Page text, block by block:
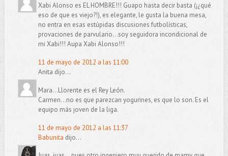
Xabi Alonso es EL HOMBRE!!! Guapo hasta decir basta (¡¿qué
eso de que es viejo?!), es elegante, le gusta la buena mesa,
no entra en esas estúpidas discusiones futbolísticas,
provaciones de parvulario...soy seguidora incondicional de
mi Xabi!!! Aupa Xabi Alonso!!!
11 de mayo de 2012 a las 11:00
Anita dijo...
Mara...Llorente es el Rey León.
Carmen...no es que parezcan yogurines, es que lo son. Es el
equipo más joven de la liga.
11 de mayo de 2012 a las 11:37
Babunita dijo...